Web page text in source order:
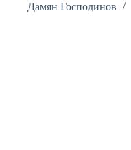
Дамян Господинов